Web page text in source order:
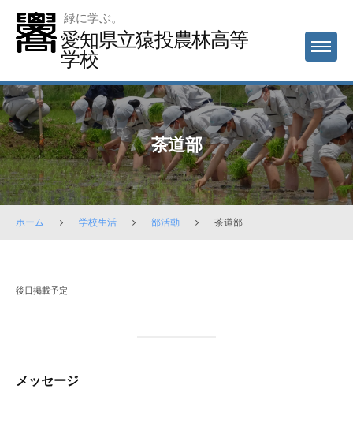
Skip
content
緑に学ぶ。
愛知県立猿投農林高等
学校
MENU
茶道部
ホーム 学校生活 部活動 茶道部
茶
年
後日掲載予定
メッセージ